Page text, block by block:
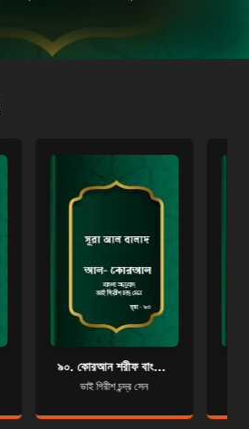
৯০. কোরআন শরীফ বাংলা অনুবাদ - সূরা আল-বালাদ
ভাই গিরীশ চন্দ্র সেন